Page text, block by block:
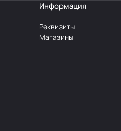
Информация
Реквизиты
Магазины